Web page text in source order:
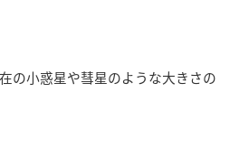
の小惑星や彗星のような大きさの